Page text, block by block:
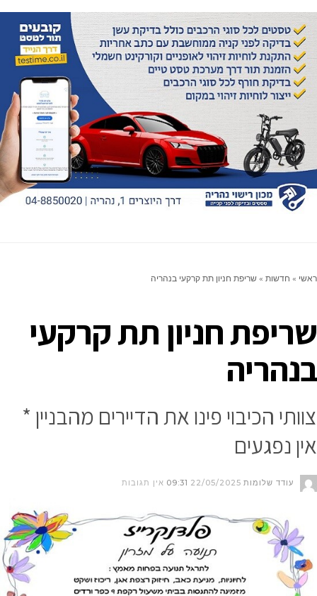
ראשי » חדשות » שריפת חניון תת קרקעי בנהריה
שריפת חניון תת קרקעי
בנהריה
צוותי הכיבוי פינו את הדיירים מהבניין *
אין נפגעים
עודד שלומות 22/05/2025
09:31 אין תגובות